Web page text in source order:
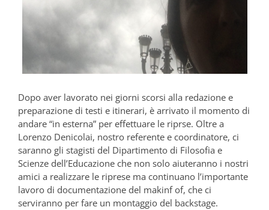
Dopo aver lavorato nei giorni scorsi alla redazione e
preparazione di testi e itinerari, è arrivato il momento di
andare “in esterna” per effettuare le riprse. Oltre a
Lorenzo Denicolai, nostro referente e coordinatore, ci
saranno gli stagisti del Dipartimento di Filosofia e
Scienze dell’Educazione che non solo aiuteranno i nostri
amici a realizzare le riprese ma continuano l’importante
lavoro di documentazione del makinf of, che ci
serviranno per fare un montaggio del backstage.